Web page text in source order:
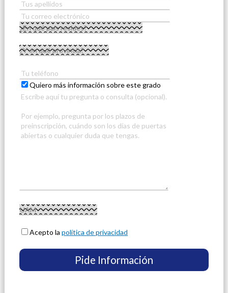
Quiero más información sobre este grado
Acepto lapolítica de privacidad